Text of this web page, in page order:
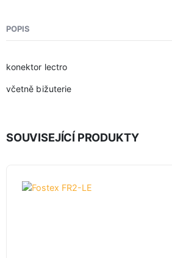
POPIS
konektor lectro
včetně bižuterie
SOUVISEJÍCÍ PRODUKTY